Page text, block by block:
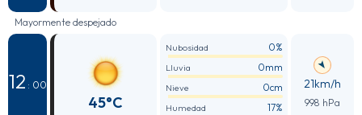
Mayormente despejado
12 : 00
45°C
Nubosidad 0%
Lluvia 0mm
Nieve 0cm
Humedad 17%
21km/h
998 hPa